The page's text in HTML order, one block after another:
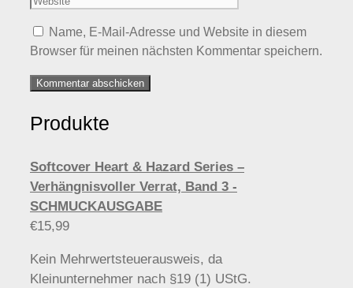
Name, E-Mail-Adresse und Website in diesem
Browser für meinen nächsten Kommentar speichern.
Produkte
Softcover Heart & Hazard Series –
Verhängnisvoller Verrat, Band 3 -
SCHMUCKAUSGABE
€15,99
Kein Mehrwertsteuerausweis, da
Kleinunternehmer nach §19 (1) UStG.